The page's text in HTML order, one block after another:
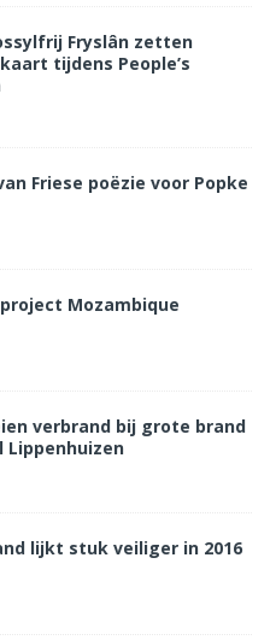
Fryslân zetten
tijdens People’s
Friese poëzie voor Popke
Mozambique
verbrand bij grote brand
Lippenhuizen
lijkt stuk veiliger in 2016